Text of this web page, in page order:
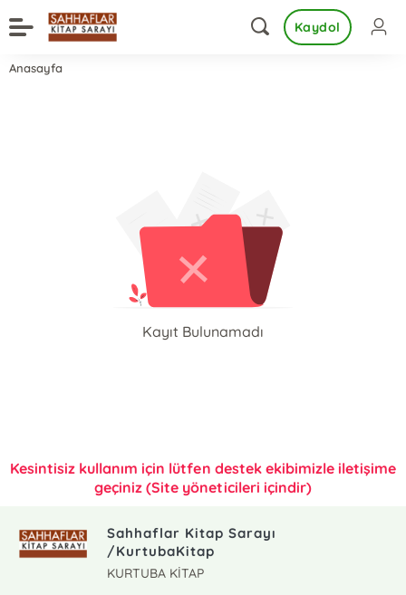
Kaydol
Anasayfa
Kayıt Bulunamadı
Kesintisiz kullanım için lütfen destek ekibimizle iletişime
geçiniz (Site yöneticileri içindir)
Sahhaflar Kitap Sarayı
/KurtubaKitap
KURTUBA KİTAP